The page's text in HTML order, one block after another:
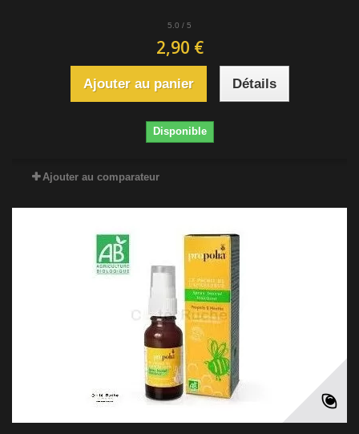
5.0 / 5
2,90 €
Ajouter au panier Détails
Disponible
Ajouter au comparateur